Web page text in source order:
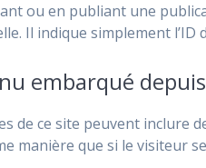
ou en publiant une
Il indique simplement
embarqué
de ce site peuvent inclure
manière que si le visiteur